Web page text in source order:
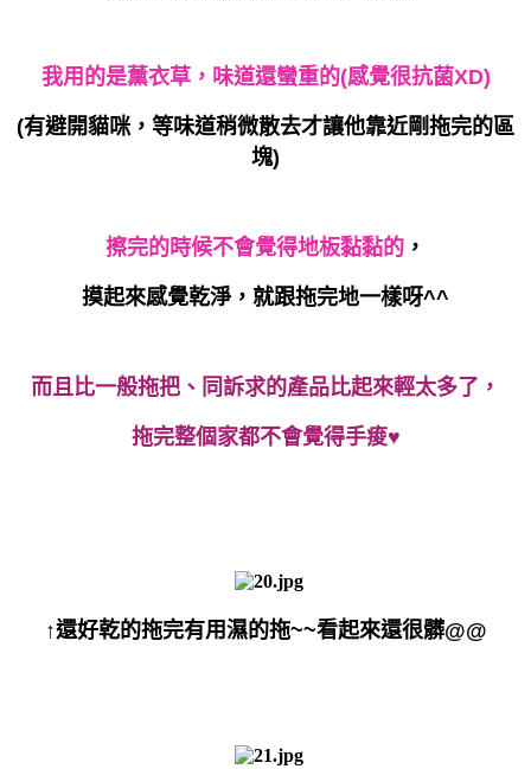
我用的是薰衣草，味道還蠻重的(感覺很抗菌XD)
(有避開貓咪，等味道稍微散去才讓他靠近剛拖完的區
塊)
擦完的時候不會覺得地板黏黏的 ，
摸起來感覺乾淨，就跟拖完地一樣呀^^
而且比一般拖把、同訴求的產品比起來輕太多了，
拖完整個家都不會覺得手痠♥
↑還好乾的拖完有用濕的拖~~看起來還很髒@@